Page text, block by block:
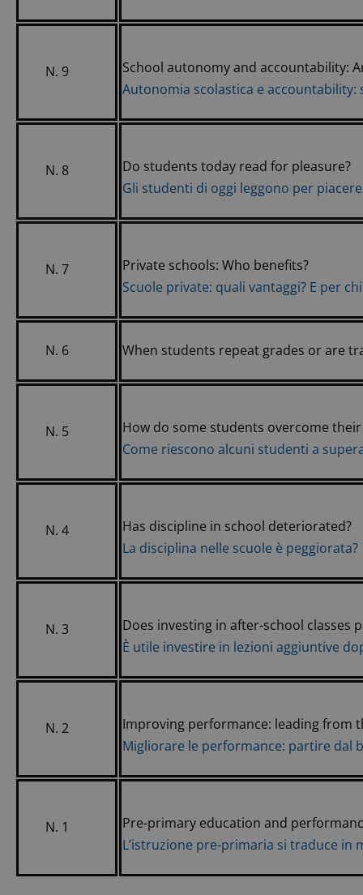
N. 9
School autonomy and accountability:
Autonomia scolastica e
N. 8
Do students today read for pleasure?
Gli studenti di oggi leggono per
N. 7
Private schools: Who benefits?
Scuole private: quali vantaggi? E per
N. 6 When students repeat grades or are
N. 5
How do some students overcome
Come riescono alcuni studenti a
N. 4
Has discipline in school deteriorated?
La disciplina nelle scuole è peggiorata?
N. 3
Does investing in after-school classes
È utile investire in lezioni aggiuntive
N. 2
Improving performance: leading from
Migliorare le performance: partire dal
N. 1
Pre-primary education and
L’istruzione pre-primaria si traduce in